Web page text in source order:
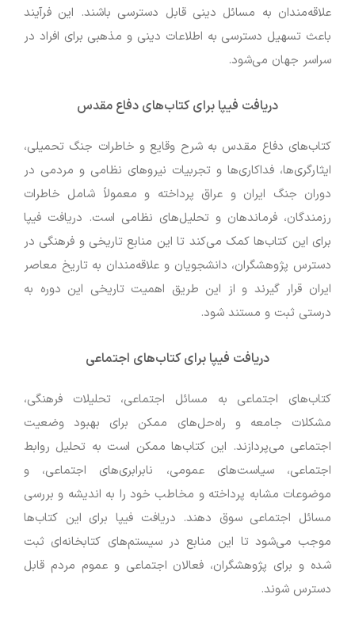
علاقه‌مندان به مسائل دینی قابل دسترسی باشند. این فرآیند
باعث تسهیل دسترسی به اطلاعات دینی و مذهبی برای افراد در
سراسر جهان می‌شود.
دریافت فیپا برای کتاب‌های دفاع مقدس
کتاب‌های دفاع مقدس به شرح وقایع و خاطرات جنگ تحمیلی،
ایثارگری‌ها، فداکاری‌ها و تجربیات نیروهای نظامی و مردمی در
دوران جنگ ایران و عراق پرداخته و معمولاً شامل خاطرات
رزمندگان، فرماندهان و تحلیل‌های نظامی است. دریافت فیپا
برای این کتاب‌ها کمک می‌کند تا این منابع تاریخی و فرهنگی در
دسترس پژوهشگران، دانشجویان و علاقه‌مندان به تاریخ معاصر
ایران قرار گیرند و از این طریق اهمیت تاریخی این دوره به
درستی ثبت و مستند شود.
دریافت فیپا برای کتاب‌های اجتماعی
کتاب‌های اجتماعی به مسائل اجتماعی، تحلیلات فرهنگی،
مشکلات جامعه و راه‌حل‌های ممکن برای بهبود وضعیت
اجتماعی می‌پردازند. این کتاب‌ها ممکن است به تحلیل روابط
اجتماعی، سیاست‌های عمومی، نابرابری‌های اجتماعی، و
موضوعات مشابه پرداخته و مخاطب خود را به اندیشه و بررسی
مسائل اجتماعی سوق دهند. دریافت فیپا برای این کتاب‌ها
موجب می‌شود تا این منابع در سیستم‌های کتابخانه‌ای ثبت
شده و برای پژوهشگران، فعالان اجتماعی و عموم مردم قابل
دسترس شوند.